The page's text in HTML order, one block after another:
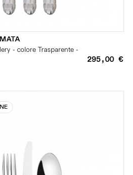
- colore Trasparente -
295,00 €